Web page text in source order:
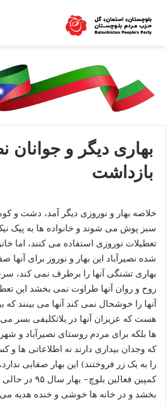
بهاری دیگر و جوانان
بازداشت
خلاصه بهار و نوروزی دیگر آمد، دشت و
سبز پوش می شوند و خانواده ها به پیک
تعطیلات نوروزی استفاده می کنند، اما
شده نصیرآباد این بهار و نوروز برای آنها
بهاری تشنگی آنها را برطرف نمی کند،
روح و روان آنها طراوت نمی بخشد این
آنها را خوشحال نمی کند آنها می بینند
هست که عزیزان آنها در بلاتکلیفی بسر می
ها بلکه برای مردم روستای نصیرآباد و
که وجدان بیداری دارند نه اطلاعاتی ها و
را به یک زر فروختند) این بهار صفایی ندارد،
کمپین فعالین
بخشد و در خانه ها خوشی و خنده هدیه می